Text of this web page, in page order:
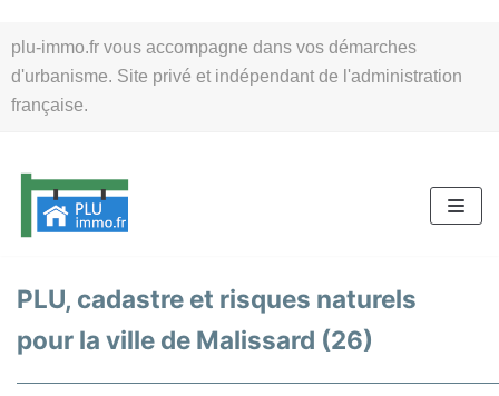
plu-immo.fr vous accompagne dans vos démarches
d'urbanisme. Site privé et indépendant de l'administration
française.
au
contenu
PLU, cadastre et risques naturels
pour la ville de Malissard (26)